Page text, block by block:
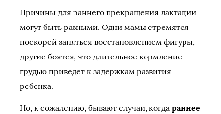
Причины для раннего прекращения лактации
могут быть разными. Одни мамы стремятся
поскорей заняться восстановлением фигуры,
другие боятся, что длительное кормление
грудью приведет к задержкам развития
ребенка.
Но, к сожалению, бывают случаи, когда раннее